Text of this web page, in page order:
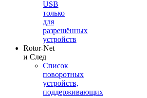
USB
только
для
разрешённых
устройств
Rotor-Net
и След
Список
поворотных
устройств,
поддерживающих